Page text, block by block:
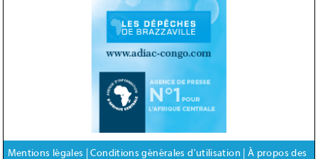
Mentions légales |Conditions générales d'utilisation À propos des